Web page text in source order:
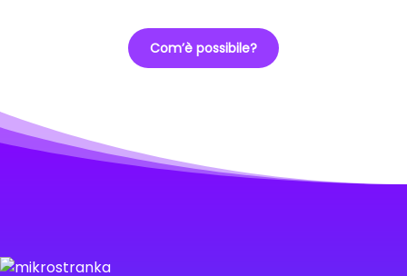
Com’è possibile?